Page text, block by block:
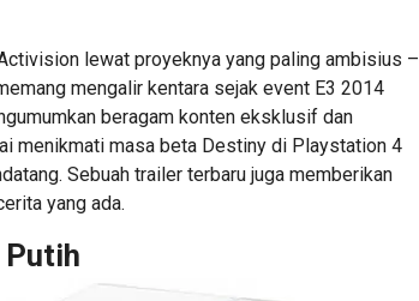
lewat proyeknya yang paling ambisius –
mengalir kentara sejak event E3 2014
beragam konten eksklusif dan
menikmati masa beta Destiny di Playstation 4
Sebuah trailer terbaru juga memberikan
yang ada.